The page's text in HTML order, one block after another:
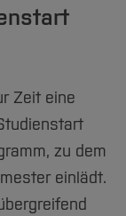
Zeit eine
zu dem
einlädt.